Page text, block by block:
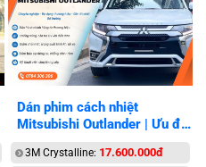
Dán phim cách nhiệt
Mitsubishi Outlander | Ưu đãi
20%
3M Crystalline: 17.600.000đ